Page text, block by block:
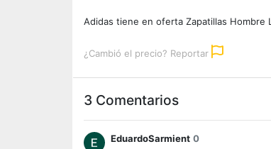
Adidas tiene en oferta Zapatillas Hombre
¿Cambió el precio? Reportar
3 Comentarios
EduardoSarmient 0